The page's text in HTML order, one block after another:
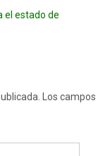
el estado de
Los campos